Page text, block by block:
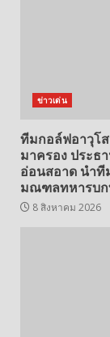
ข่าวเด่น
ทีมกอล์ฟอาวุโ
มาครอง ประธ
อ่อนสอาด นำที
มณฑลทหารบก
8 สิงหาคม 2026